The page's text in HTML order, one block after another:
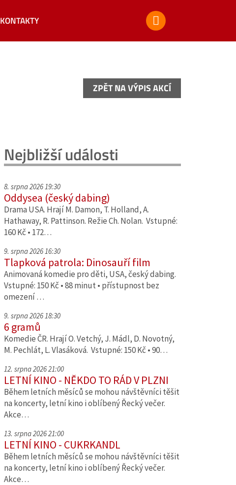
KONTAKTY
ZPĚT NA VÝPIS AKCÍ
ZPĚT NA VÝPIS AKCÍ
Nejbližší události
8. srpna 2026 19:30
Oddysea (český dabing)
Drama USA. Hrají M. Damon, T. Holland, A.
Hathaway, R. Pattinson. Režie Ch. Nolan. Vstupné:
160 Kč • 172…
9. srpna 2026 16:30
Tlapková patrola: Dinosauří film
Animovaná komedie pro děti, USA, český dabing.
Vstupné: 150 Kč • 88 minut • přístupnost bez
omezení …
9. srpna 2026 18:30
6 gramů
Komedie ČR. Hrají O. Vetchý, J. Mádl, D. Novotný,
M. Pechlát, L. Vlasáková. Vstupné: 150 Kč • 90…
12. srpna 2026 21:00
LETNÍ KINO - NĚKDO TO RÁD V PLZNI
Během letních měsíců se mohou návštěvníci těšit
na koncerty, letní kino i oblíbený Řecký večer.
Akce…
13. srpna 2026 21:00
LETNÍ KINO - CUKRKANDL
Během letních měsíců se mohou návštěvníci těšit
na koncerty, letní kino i oblíbený Řecký večer.
Akce…